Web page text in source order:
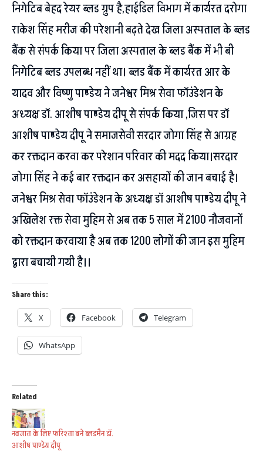
निगेटिब बेहद रेयर ब्लड ग्रुप है,हाईडिल विभाग में कार्यरत दरोगा
राकेश सिंह मरीज की परेशानी बढ़ते देख जिला अस्पताल के ब्लड
बैंक से संपर्क किया पर जिला अस्पताल के ब्लड बैंक में भी बी
निगेटिब ब्लड उपलब्ध नहीं था। ब्लड बैंक में कार्यरत आर के
यादव और विष्णु पाण्डेय ने जनेश्वर मिश्र सेवा फॉउंडेशन के
अध्यक्ष डॉ. आशीष पाण्डेय दीपू से संपर्क किया ,जिस पर डॉ
आशीष पाण्डेय दीपू ने समाजसेवी सरदार जोगा सिंह से आग्रह
कर रक्तदान करवा कर परेशान परिवार की मदद किया।सरदार
जोगा सिंह ने कई बार रक्तदान कर असहायों की जान बचाई है।
जनेश्वर मिश्र सेवा फॉउंडेशन के अध्यक्ष डॉ आशीष पाण्डेय दीपू ने
अखिलेश रक्त सेवा मुहिम से अब तक 5 साल में 2100 नौजवानों
को रक्तदान करवाया है अब तक 1200 लोगों की जान इस मुहिम
द्वारा बचायी गयी है।।
Share this:
X Facebook Telegram
WhatsApp
Related
नवजात के लिए फरिश्ता बने ब्लडमैन डॉ.
आशीष पाण्डेय दीपू